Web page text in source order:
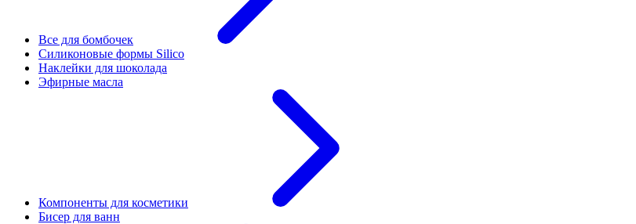
Все для бомбочек
Силиконовые формы Silico
Наклейки для шоколада
Эфирные масла
Компоненты для косметики
Бисер для ванн